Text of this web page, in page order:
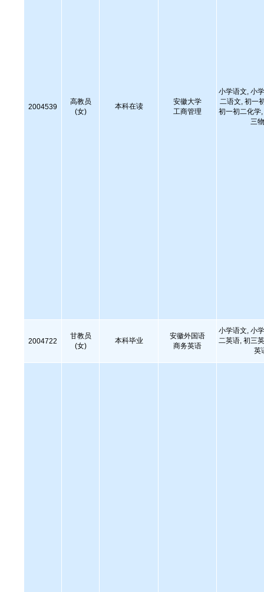
2004539
高教员
(女)
本科在读
安徽大学
工商管理
小学语文, 小
二语文, 初一
初一初二化学
三
2004722
甘教员
(女)
本科毕业
安徽外国语
商务英语
小学语文, 小
二英语, 初三
英